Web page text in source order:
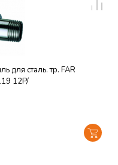
для сталь. тр. FAR
12P/